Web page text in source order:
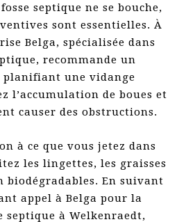
septique ne se bouche,
sont essentielles. À
Belga, spécialisée dans
recommande un
une vidange
l’accumulation de boues et
causer des obstructions.
à ce que vous jetez dans
les lingettes, les graisses
biodégradables. En suivant
appel à Belga pour la
septique à Welkenraedt,